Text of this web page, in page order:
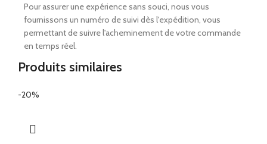
Pour assurer une expérience sans souci, nous vous
fournissons un numéro de suivi dès l'expédition, vous
permettant de suivre l'acheminement de votre commande
en temps réel.
Produits similaires
-20%